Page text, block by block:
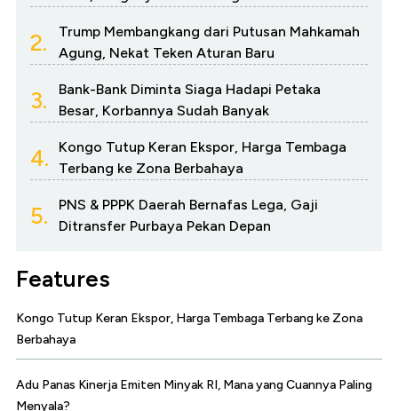
2.
Trump Membangkang dari Putusan Mahkamah
Agung, Nekat Teken Aturan Baru
3.
Bank-Bank Diminta Siaga Hadapi Petaka
Besar, Korbannya Sudah Banyak
4.
Kongo Tutup Keran Ekspor, Harga Tembaga
Terbang ke Zona Berbahaya
5.
PNS & PPPK Daerah Bernafas Lega, Gaji
Ditransfer Purbaya Pekan Depan
Features
Kongo Tutup Keran Ekspor, Harga Tembaga Terbang ke Zona
Berbahaya
Adu Panas Kinerja Emiten Minyak RI, Mana yang Cuannya Paling
Menyala?